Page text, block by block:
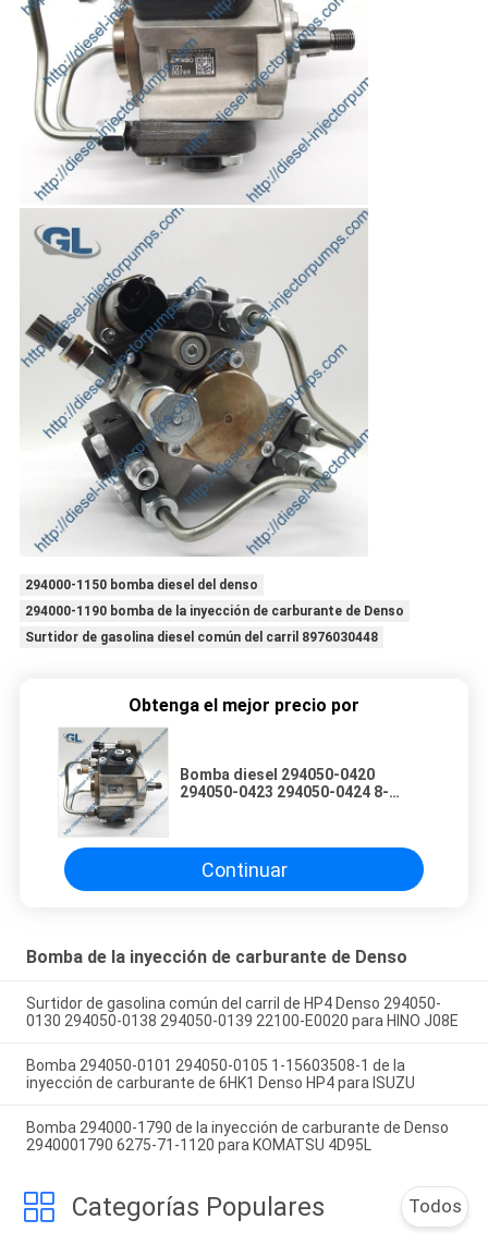
294000-1150 bomba diesel del denso
294000-1190 bomba de la inyección de carburante de Denso
Surtidor de gasolina diesel común del carril 8976030448
Obtenga el mejor precio por
Bomba diesel 294050-0420
294050-0423 294050-0424 8-
7.8L Denso para ISUZU
Continuar
Bomba de la inyección de carburante de Denso
Surtidor de gasolina común del carril de HP4 Denso 294050-
0130 294050-0138 294050-0139 22100-E0020 para HINO J08E
Bomba 294050-0101 294050-0105 1-15603508-1 de la
inyección de carburante de 6HK1 Denso HP4 para ISUZU
Bomba 294000-1790 de la inyección de carburante de Denso
2940001790 6275-71-1120 para KOMATSU 4D95L
Categorías Populares Todos